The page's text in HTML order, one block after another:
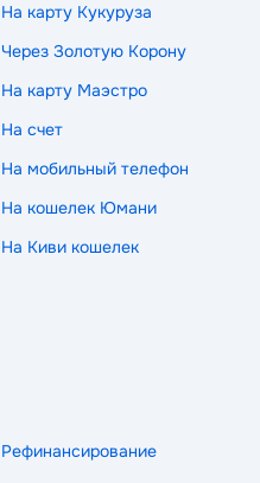
На карту Кукуруза
Через Золотую Корону
На карту Маэстро
На счет
На мобильный телефон
На кошелек Юмани
На Киви кошелек
Рефинансирование